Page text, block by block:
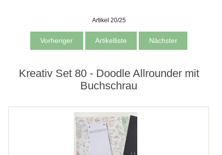
Artikel 20/25
Vorheriger Artikelliste Nächster
Kreativ Set 80 - Doodle Allrounder mit
Buchschrau